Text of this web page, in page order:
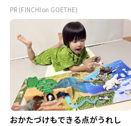
PR (FINCHI on GOETHE)
おかたづけもできる点がうれし